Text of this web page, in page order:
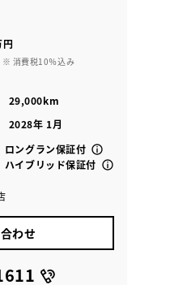
※ 消費税10％込み
29,000km
2028年 1月
ロングラン保証付
ハイブリッド保証付
わせ